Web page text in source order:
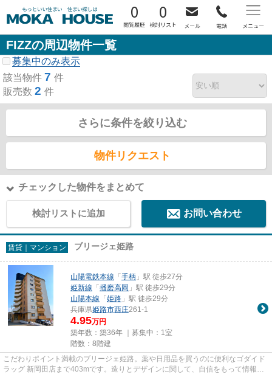
0 0
FIZZの周辺物件一覧
募集中のみ表示
該当物件 7 件
販売数 2 件
さらに条件を絞り込む
物件リクエスト
チェックした物件をまとめて
検討リストに追加 お問い合わせ
賃貸｜マンション ブリージェ姫路
山陽電鉄本線 「手柄 」駅 徒歩27分
姫新線 「播磨高岡 」駅 徒歩29分
山陽本線 「姫路 」駅 徒歩29分
兵庫県姫路市西庄261-1
4.95万円
築年数：築36年 ｜募集中： 1室
階数：8階建
こだわりポイント満載のブリージェ姫路。薬や日用品を買うのに便利なゴダイド
ラッグ 新岡田店まで403mです。造りとデザインに関して、自信をもって情報を